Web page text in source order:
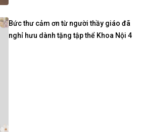
Bức thư cảm ơn từ người thầy giáo đã
nghỉ hưu dành tặng tập thể Khoa Nội 4